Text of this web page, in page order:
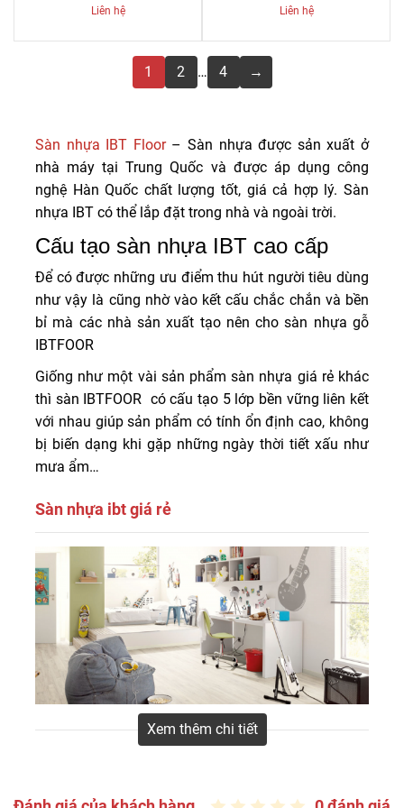
Liên hệ Liên hệ
1 2 … 4 →
Sàn nhựa IBT Floor– Sàn nhựa được sản xuất ở
nhà máy tại Trung Quốc và được áp dụng công
nghệ Hàn Quốc chất lượng tốt, giá cả hợp lý. Sàn
nhựa IBT có thể lắp đặt trong nhà và ngoài trời.
Cấu tạo sàn nhựa IBT cao cấp
Để có được những ưu điểm thu hút người tiêu dùng
như vậy là cũng nhờ vào kết cấu chắc chắn và bền
bỉ mà các nhà sản xuất tạo nên cho sàn nhựa gỗ
IBTFOOR
Giống như một vài sản phẩm sàn nhựa giá rẻ khác
thì sàn IBTFOOR có cấu tạo 5 lớp bền vững liên kết
với nhau giúp sản phẩm có tính ổn định cao, không
bị biến dạng khi gặp những ngày thời tiết xấu như
mưa ẩm…
Sàn nhựa ibt giá rẻ
Sàn nhựa IBT Floor – Sàn nhựa được sản xuất tại nhà
máy tại Trung Quốc trên dây chuyền công nghệ Hàn
Quốc chất lượng tốt, giá cả hợp lý. Sàn nhựa IBT có thể
lắp đặt trong và ngoài trời.
Màu sắc đặc trưng ván sàn nhựa IBT
Xem thêm chi tiết